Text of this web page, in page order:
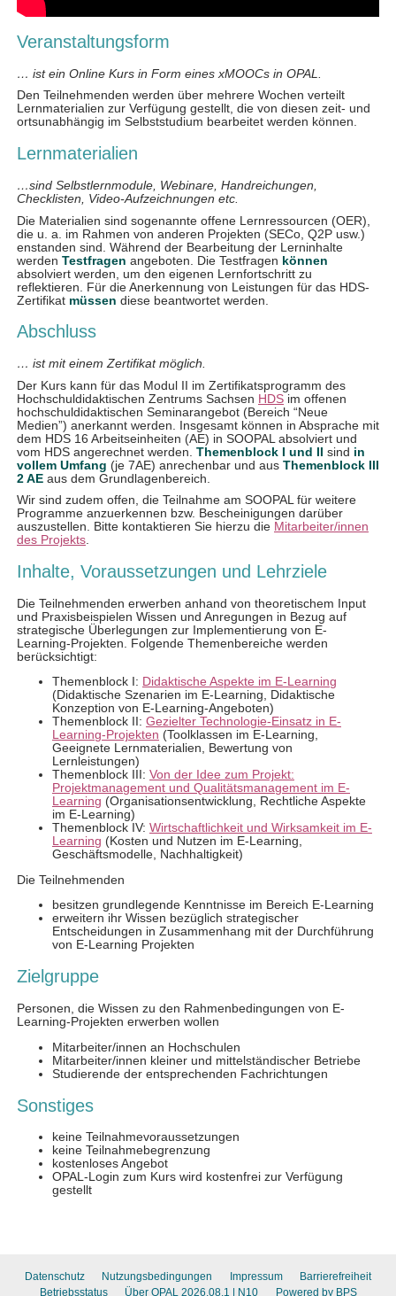
Datenschutz Nutzungsbedingungen Impressum
Barrierefreiheit
Betriebsstatus
Über OPAL 2026.08.1 | N10 Powered by BPS